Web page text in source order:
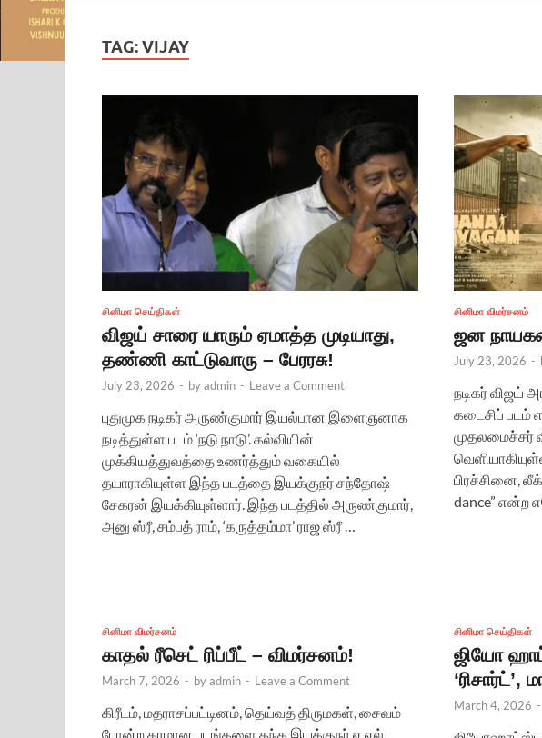
TAG:VIJAY
சினிமா செய்திகள்
விஜய் சாரை யாரும் ஏமாத்த முடியாது,
தண்ணி காட்டுவாரு – பேரரசு!
July 23, 2026 - byadmin - Leave a Comment
புதுமுக நடிகர் அருண்குமார் இயல்பான இளைஞனாக
நடித்துள்ள படம் ‘நடு நாடு’. கல்வியின்
முக்கியத்துவத்தை உணர்த்தும் வகையில்
தயாராகியுள்ள இந்த படத்தை இயக்குநர் சந்தோஷ்
சேகரன் இயக்கியுள்ளார். இந்த படத்தில் அருண்குமார்,
அனு ஸ்ரீ, சம்பத் ராம், ‘கருத்தம்மா’ ராஜ ஸ்ரீ …
சினிமா விமர்சனம்
ஜன
July 23, 2026 -
நடிகர் விஜய்
கடைசிப் படம்
முதலமைச்சர்
பிரச்சினை,
dance” என்ற
சினிமா விமர்சனம்
காதல் ரீசெட் ரிப்பீட் – விமர்சனம்!
March 7, 2026 - byadmin - Leave a Comment
கிரீடம், மதராசப்பட்டினம், தெய்வத் திருமகள், சைவம்
போன்ற தரமான படங்களை தந்த இயக்குநர் ஏ.எல்.
சினிமா செய்திகள்
ஜியோ
‘ரிசார்ட்’,
March 4, 2026 -